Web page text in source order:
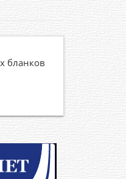
бланков